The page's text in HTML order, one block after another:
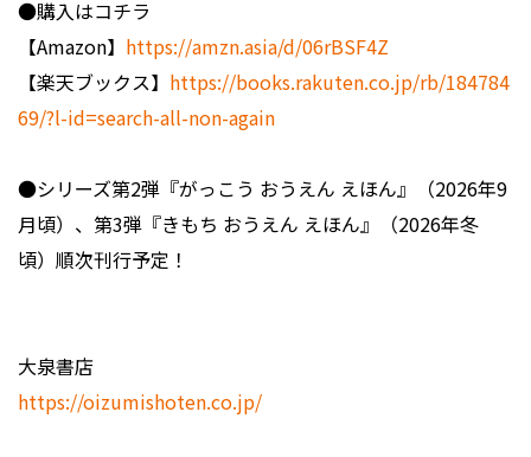
●購入はコチラ
【Amazon】 https://amzn.asia/d/06rBSF4Z
【楽天ブックス】 https://books.rakuten.co.jp/rb/184784
69/?l-id=search-all-non-again
●シリーズ第2弾『がっこう おうえん えほん』（2026年9
月頃）、第3弾『きもち おうえん えほん』（2026年冬
頃）順次刊行予定！
大泉書店
https://oizumishoten.co.jp/